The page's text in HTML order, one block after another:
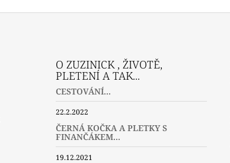
O ZUZINICK , ŽIVOTĚ,
PLETENÍ A TAK...
CESTOVÁNÍ...
22.2.2022
ČERNÁ KOČKA A PLETKY S
FINANČÁKEM...
19.12.2021